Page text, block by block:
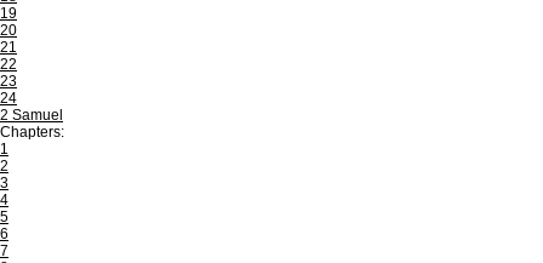
19
20
21
22
23
24
2 Samuel
Chapters:
1
2
3
4
5
6
7